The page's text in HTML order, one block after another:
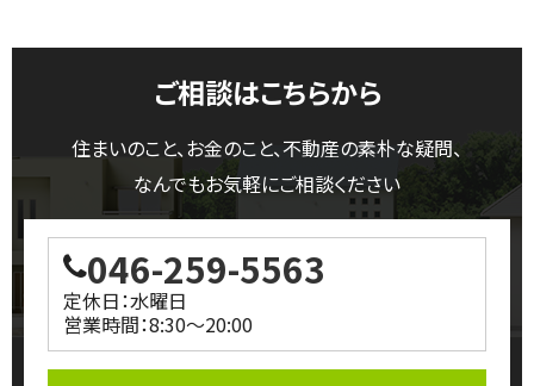
ご相談はこちらから
住まいのこと、お金のこと、不動産の素朴な疑問、
なんでもお気軽にご相談ください
046-259-5563
定休日：水曜日
営業時間：8:30～20:00